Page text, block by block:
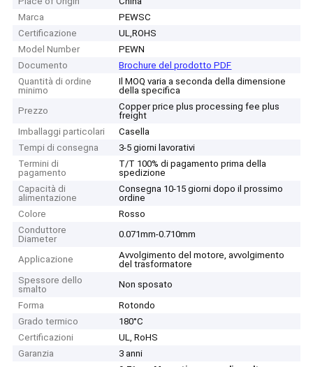
Marca
PEWSC
Certificazione
UL,ROHS
Model Number
PEWN
Documento
Brochure del prodotto PDF
Quantità di ordine
minimo
Il MOQ varia a seconda della dimensione
della specifica
Prezzo
Copper price plus processing fee plus
freight
Imballaggi particolari
Casella
Tempi di consegna
3-5 giorni lavorativi
Termini di
pagamento
T/T 100% di pagamento prima della
spedizione
Capacità di
alimentazione
Consegna 10-15 giorni dopo il prossimo
ordine
Colore
Rosso
Conduttore
Diameter
0.071mm-0.710mm
Applicazione
Avvolgimento del motore, avvolgimento
del trasformatore
Spessore dello
smalto
Non sposato
Forma
Rotondo
Grado termico
180°C
Certificazioni
UL, RoHS
Garanzia
3 anni